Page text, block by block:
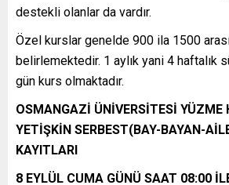
destekli olanlar da vardır.
Özel kurslar genelde 900 ila 1500
belirlemektedir. 1 aylık yani 4 haftalık
gün kurs olmaktadır.
OSMANGAZİ ÜNİVERSİTESİ YÜZME
YETİŞKİN SERBEST(BAY-BAYAN-
KAYITLARI
8 EYLÜL CUMA GÜNÜ SAAT 08:00